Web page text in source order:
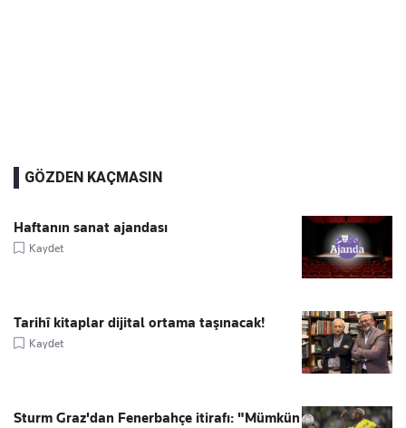
GÖZDEN KAÇMASIN
Haftanın sanat ajandası
Kaydet
Tarihî kitaplar dijital ortama taşınacak!
Kaydet
Sturm Graz'dan Fenerbahçe itirafı: "Mümkün